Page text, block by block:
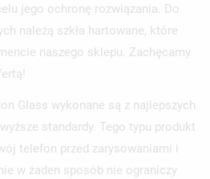
jego ochronę rozwiązania. Do
należą szkła hartowane, które
naszego sklepu. Zachęcamy
Glass wykonane są z najlepszych
standardy. Tego typu produkt
telefon przed zarysowaniami i
w żaden sposób nie ograniczy